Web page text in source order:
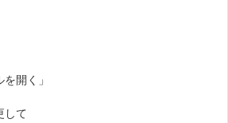
開く」
して